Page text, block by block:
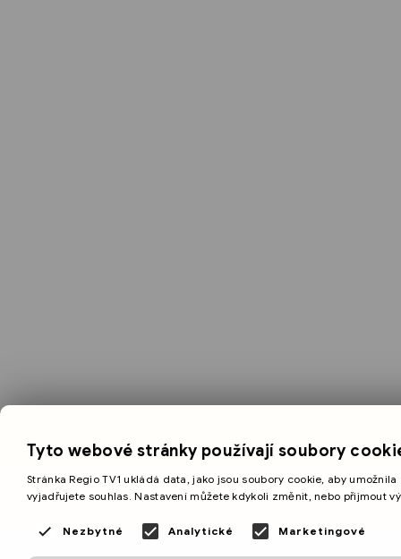
Tyto webové stránky používají soubory
Stránka Regio TV1 ukládá data, jako jsou soubory cookie, aby
vyjadřujete souhlas. Nastavení můžete kdykoli změnit, nebo přijmout
Nezbytné Analytické Marketingové